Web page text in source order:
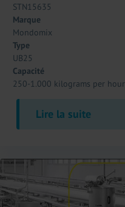
STN15635
Marque
Mondomix
Type
UB25
Capacité
250-1.000 kilograms per hour
Lire la suite